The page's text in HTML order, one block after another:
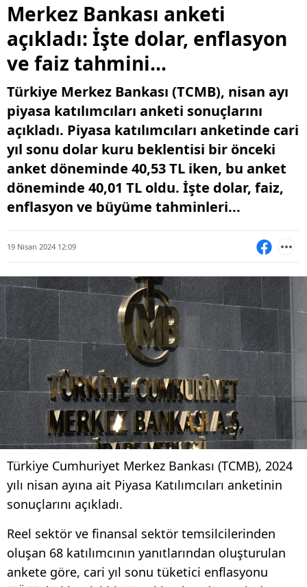
Merkez Bankası anketi
açıkladı: İşte dolar, enflasyon
ve faiz tahmini...
Türkiye Merkez Bankası (TCMB), nisan ayı
piyasa katılımcıları anketi sonuçlarını
açıkladı. Piyasa katılımcıları anketinde cari
yıl sonu dolar kuru beklentisi bir önceki
anket döneminde 40,53 TL iken, bu anket
döneminde 40,01 TL oldu. İşte dolar, faiz,
enflasyon ve büyüme tahminleri...
19 Nisan 2024 12:09
Türkiye Cumhuriyet Merkez Bankası (TCMB), 2024
yılı nisan ayına ait Piyasa Katılımcıları anketinin
sonuçlarını açıkladı.
Reel sektör ve finansal sektör temsilcilerinden
oluşan 68 katılımcının yanıtlarından oluşturulan
ankete göre, cari yıl sonu tüketici enflasyonu